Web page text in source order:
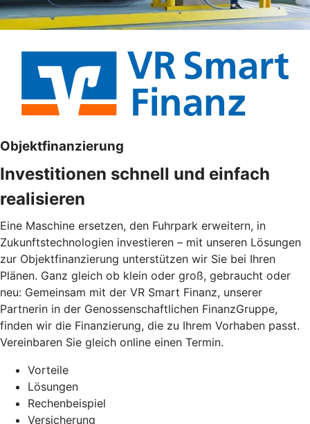
Objektfinanzierung
Investitionen schnell und einfach
realisieren
Eine Maschine ersetzen, den Fuhrpark erweitern, in
Zukunftstechnologien investieren – mit unseren Lösungen
zur Objektfinanzierung unterstützen wir Sie bei Ihren
Plänen. Ganz gleich ob klein oder groß, gebraucht oder
neu: Gemeinsam mit der VR Smart Finanz, unserer
Partnerin in der Genossenschaftlichen FinanzGruppe,
finden wir die Finanzierung, die zu Ihrem Vorhaben passt.
Vereinbaren Sie gleich online einen Termin.
Vorteile
Lösungen
Rechenbeispiel
Versicherung